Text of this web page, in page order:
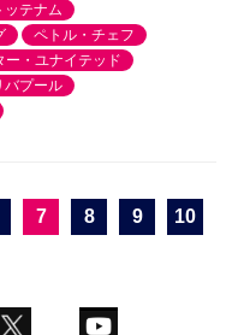
ッテナム
ペトル・チェフ
ー・ユナイテッド
バプール
7 8 9 10